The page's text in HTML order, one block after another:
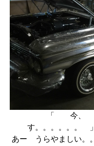
「 今、
す。。。。。
あー うらやましい